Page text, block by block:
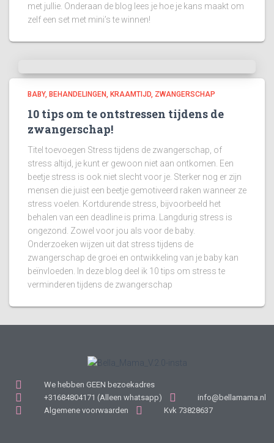
met jullie. Onderaan de blog lees je hoe je kans maakt om
zelf een set met mini’s te winnen!
BABY BEHANDELINGEN KRAAMTIJD ZWANGERSCHAP
10 tips om te ontstressen tijdens de
zwangerschap!
Titel toevoegen Stress tijdens de zwangerschap, of
stress altijd, je kunt er gewoon niet aan ontkomen. Een
beetje stress is ook niet slecht voor je. Sterker nog er zijn
mensen die juist een beetje gemotiveerd raken wanneer ze
stress voelen. Kortdurende stress, bijvoorbeeld het
behalen van een deadline is prima. Langdurig stress is
ongezond. Zowel voor jou als voor de baby.
Onderzoeken wijzen uit dat stress tijdens de
zwangerschap de groei en ontwikkeling van je baby kan
beïnvloeden. In deze blog deel ik 10 tips om stress te
verminderen tijdens de zwangerschap
We hebben GEEN bezoekadres
+31684804171 (Alleen whatsapp)
info@bellamama.nl
Algemene voorwaarden
Kvk 73828637